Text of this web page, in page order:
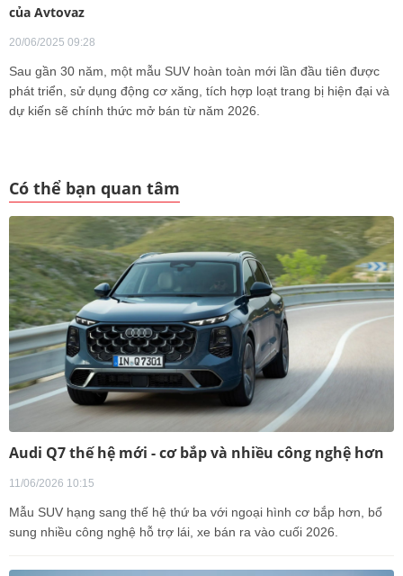
của Avtovaz
20/06/2025 09:28
Sau gần 30 năm, một mẫu SUV hoàn toàn mới lần đầu tiên được
phát triển, sử dụng động cơ xăng, tích hợp loạt trang bị hiện đại và
dự kiến sẽ chính thức mở bán từ năm 2026.
Có thể bạn quan tâm
Audi Q7 thế hệ mới - cơ bắp và nhiều công nghệ hơn
11/06/2026 10:15
Mẫu SUV hạng sang thế hệ thứ ba với ngoại hình cơ bắp hơn, bổ
sung nhiều công nghệ hỗ trợ lái, xe bán ra vào cuối 2026.